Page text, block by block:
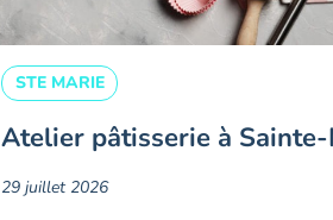
STE MARIE
Atelier pâtisserie à
29 juillet 2026